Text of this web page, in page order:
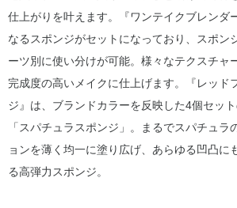
仕上がりを叶えます。『ワンテイクブレンダ
なるスポンジがセットになっており、スポン
ーツ別に使い分けが可能。様々なテクスチャ
完成度の高いメイクに仕上げます。『レッド
ジ』は、ブランドカラーを反映した4個セッ
「スパチュラスポンジ」。まるでスパチュラ
ョンを薄く均一に塗り広げ、あらゆる凹凸に
る高弾力スポンジ。